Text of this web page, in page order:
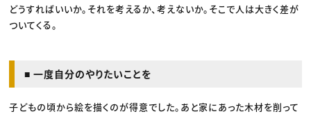
どうすればいいか。それを考えるか、考えないか。そこで人は大きく差が
ついてくる。
■ 一度自分のやりたいことを
子どもの頃から絵を描くのが得意でした。あと家にあった木材を削って